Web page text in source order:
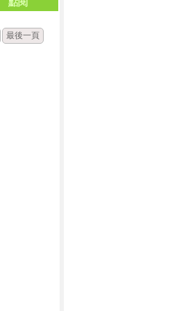
最後一頁